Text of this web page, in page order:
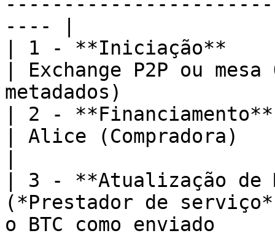
---- |
| 1 - **Iniciação**
| Exchange P2P ou
metadados)
| 2 -
| Alice (Compradora)
| 3 - **Atualização de
(*Prestador de
o BTC como enviado